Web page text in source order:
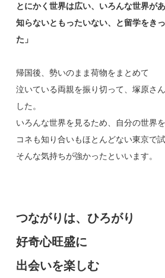
とにかく世界は広い、いろんな世界があ
知らないともったいない、と留学をき
た」
帰国後、勢いのまま荷物をまとめて
泣いている両親を振り切って、塚原さ
した。
いろんな世界を見るため、自分の世界を
コネも知り合いもほとんどない東京で試
そんな気持ちが強かったといいます。
つながりは、ひろがり
好奇心旺盛に
出会いを楽しむ